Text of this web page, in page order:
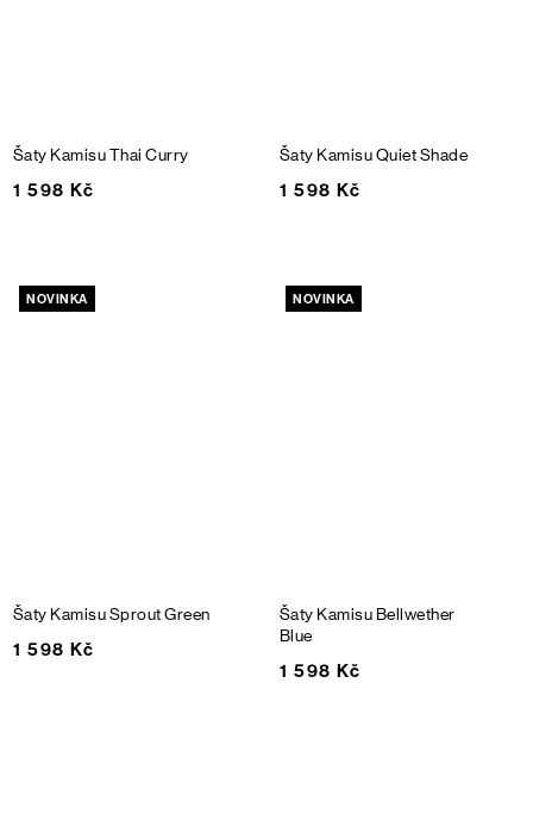
Šaty KamisuThai Curry
1 598 Kč
Šaty KamisuQuiet Shade
1 598 Kč
NOVINKA
Šaty KamisuSprout Green
1 598 Kč
NOVINKA
Šaty Kamisu Bellwether
Blue
1 598 Kč